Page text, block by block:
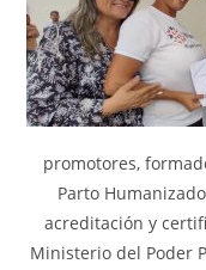
promotores,
Parto
acreditación y
Ministerio del Poder